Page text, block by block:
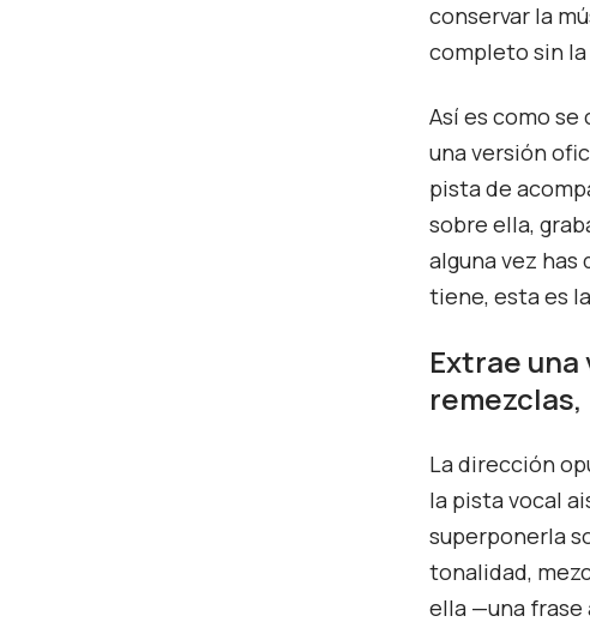
conservar la
completo sin
Así es como
una versión
pista de
sobre ella,
alguna vez has
tiene, esta es
Extrae
La dirección
la pista vocal
superponerla
tonalidad,
ella —una frase